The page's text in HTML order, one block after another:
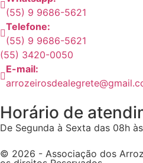
(55) 9 9686-5621
Telefone:
(55) 9 9686-5621
(55) 3420-0050
E-mail:
Horário de
De Segunda à Sexta das 08h
© 2026 - Associação dos